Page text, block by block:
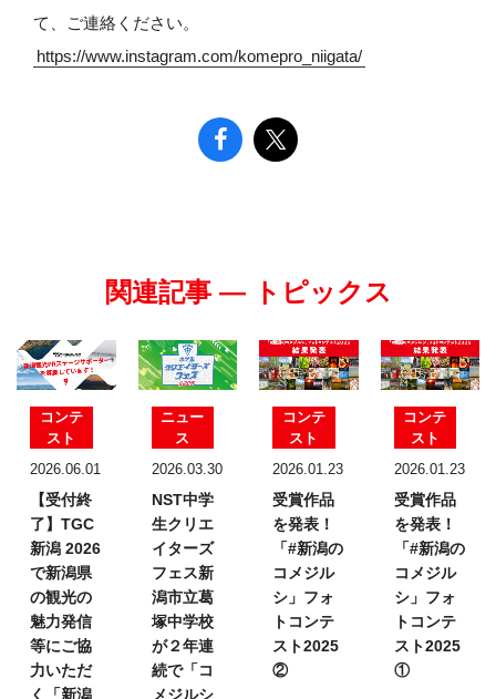
て、ご連絡ください。
https://www.instagram.com/komepro_niigata/
関連記事 — トピックス
コンテ
スト
2026.06.01
【受付終
了】TGC
新潟 2026
で新潟県
の観光の
魅力発信
等にご協
力いただ
く「新潟
ニュー
ス
2026.03.30
NST中学
生クリエ
イターズ
フェス新
潟市立葛
塚中学校
が２年連
続で「コ
メジルシ
コンテ
スト
2026.01.23
受賞作品
を発表！
「#新潟の
コメジル
シ」フォ
トコンテ
スト2025
②
コンテ
スト
2026.01.23
受賞作品
を発表！
「#新潟の
コメジル
シ」フォ
トコンテ
スト2025
①